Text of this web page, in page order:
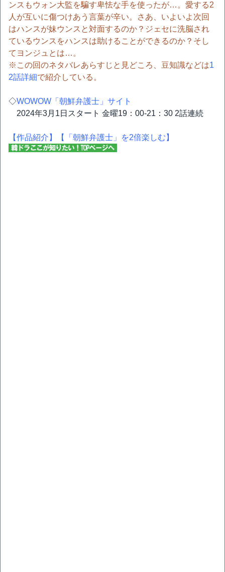
ンスもウォン大監を騙す卑怯な手を使ったが…。愛する2
人が互いに傷つけあう言葉が辛い。さあ、いよいよ次回
はハンスが妹ウンスと対面するのか？ジェセに洗脳され
ているウンスをハンスは助けることができるのか？そし
てヨンジュとは…。
※この回のネタバレあらすじと見どころ、豆知識などは1
2話詳細で紹介している。
◇WOWOW「朝鮮弁護士」サイト
2024年3月1日スタート 金曜19：00-21：30 2話連続
【作品紹介】 【「朝鮮弁護士」を2倍楽しむ】